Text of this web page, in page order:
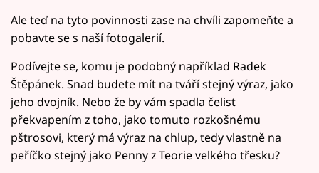
Ale teď na tyto povinnosti zase na chvíli zapomeňte a
pobavte se s naší fotogalerií.
Podívejte se, komu je podobný například Radek
Štěpánek. Snad budete mít na tváří stejný výraz, jako
jeho dvojník. Nebo že by vám spadla čelist
překvapením z toho, jako tomuto rozkošnému
pštrosovi, který má výraz na chlup, tedy vlastně na
peříčko stejný jako Penny z Teorie velkého třesku?